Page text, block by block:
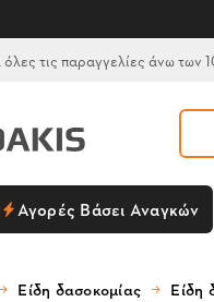
τις παραγγελίες άνω των
Αγορές Βάσει Αναγκών
Είδη δασοκομίας Είδη